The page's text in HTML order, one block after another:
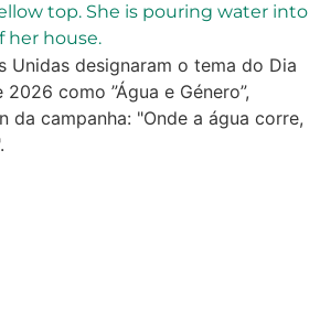
Unidas designaram o tema do Dia
como ”Água e Género”,
da campanha: "Onde a água corre,